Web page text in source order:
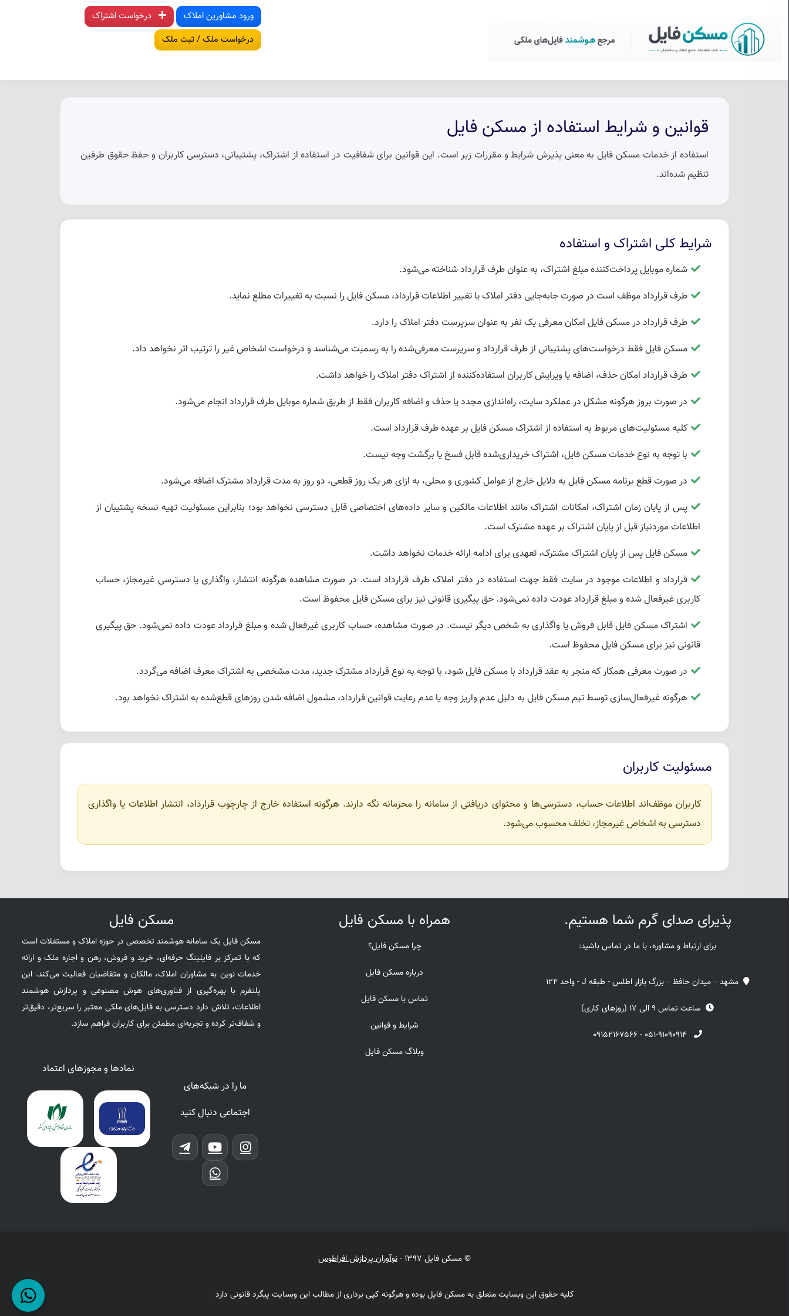
مسکن فایل | خرید، فروش، رهن و اجاره آپارتمان، ویلا و ملک در مشهد
ورود مشاورین املاک
درخواست اشتراک
درخواست ملک / ثبت ملک
منوی
مسکن
قوانین و شرایط استفاده از مسکن فایل
استفاده از خدمات مسکن فایل به معنی پذیرش شرایط و مقررات زیر است. این قوانین برای شفافیت در استفاده از اشتراک، پشتیبانی، دسترسی کاربران و حفظ حقوق طرفین
تنظیم شده‌اند.
شرایط کلی اشتراک و استفاده
شماره موبایل پرداخت‌کننده مبلغ اشتراک، به عنوان طرف قرارداد شناخته می‌شود.
طرف قرارداد موظف است در صورت جابه‌جایی دفتر املاک یا تغییر اطلاعات قرارداد، مسکن فایل را نسبت به تغییرات مطلع نماید.
طرف قرارداد در مسکن فایل امکان معرفی یک نفر به عنوان سرپرست دفتر املاک را دارد.
مسکن فایل فقط درخواست‌های پشتیبانی از طرف قرارداد و سرپرست معرفی‌شده را به رسمیت می‌شناسد و درخواست اشخاص غیر را ترتیب اثر نخواهد داد.
طرف قرارداد امکان حذف، اضافه یا ویرایش کاربران استفاده‌کننده از اشتراک دفتر املاک را خواهد داشت.
در صورت بروز هرگونه مشکل در عملکرد سایت، راه‌اندازی مجدد یا حذف و اضافه کاربران فقط از طریق شماره موبایل طرف قرارداد انجام می‌شود.
کلیه مسئولیت‌های مربوط به استفاده از اشتراک مسکن فایل بر عهده طرف قرارداد است.
با توجه به نوع خدمات مسکن فایل، اشتراک خریداری‌شده قابل فسخ یا برگشت وجه نیست.
در صورت قطع برنامه مسکن فایل به دلایل خارج از عوامل کشوری و محلی، به ازای هر یک روز قطعی، دو روز به مدت قرارداد مشترک اضافه می‌شود.
پس از پایان زمان اشتراک، امکانات اشتراک مانند اطلاعات مالکین و سایر داده‌های اختصاصی قابل دسترسی نخواهد بود؛ بنابراین مسئولیت تهیه نسخه پشتیبان از
اطلاعات موردنیاز قبل از پایان اشتراک بر عهده مشترک است.
مسکن فایل پس از پایان اشتراک مشترک، تعهدی برای ادامه ارائه خدمات نخواهد داشت.
قرارداد و اطلاعات موجود در سایت فقط جهت استفاده در دفتر املاک طرف قرارداد است. در صورت مشاهده هرگونه انتشار، واگذاری یا دسترسی غیرمجاز، حساب
کاربری غیرفعال شده و مبلغ قرارداد عودت داده نمی‌شود. حق پیگیری قانونی نیز برای مسکن فایل محفوظ است.
اشتراک مسکن فایل قابل فروش یا واگذاری به شخص دیگر نیست. در صورت مشاهده، حساب کاربری غیرفعال شده و مبلغ قرارداد عودت داده نمی‌شود. حق پیگیری
قانونی نیز برای مسکن فایل محفوظ است.
در صورت معرفی همکار که منجر به عقد قرارداد با مسکن فایل شود، با توجه به نوع قرارداد مشترک جدید، مدت مشخصی به اشتراک معرف اضافه می‌گردد.
هرگونه غیرفعال‌سازی توسط تیم مسکن فایل به دلیل عدم واریز وجه یا عدم رعایت قوانین قرارداد، مشمول اضافه شدن روزهای قطع‌شده به اشتراک نخواهد بود.
مسئولیت کاربران
کاربران موظف‌اند اطلاعات حساب، دسترسی‌ها و محتوای دریافتی از سامانه را محرمانه نگه دارند. هرگونه استفاده خارج از چارچوب قرارداد، انتشار اطلاعات یا واگذاری
دسترسی به اشخاص غیرمجاز، تخلف محسوب می‌شود.
پذیرای صدای گرم شما هستیم.
برای ارتباط و مشاوره، با ما در تماس باشید:
مشهد – میدان حافظ – بزرگ بازار اطلس - طبقه J - واحد 124
ساعت تماس 9 الی 17 (روزهای کاری)
۰۵۱-۹۱۰۹۰۹۱۴ - ۰۹۱۵۲۱۶۷۵۶۶
همراه با مسکن فایل
چرا مسکن فایل؟
درباره مسکن فایل
تماس با مسکن فایل
شرایط و قوانین
وبلاگ مسکن فایل
مسکن فایل
مسکن فایل یک سامانه هوشمند تخصصی در حوزه املاک و مستغلات است
که با تمرکز بر فایلینگ حرفه‌ای، خرید و فروش، رهن و اجاره ملک و ارائه
خدمات نوین به مشاوران املاک، مالکان و متقاضیان فعالیت می‌کند. این
پلتفرم با بهره‌گیری از فناوری‌های هوش مصنوعی و پردازش هوشمند
اطلاعات، تلاش دارد دسترسی به فایل‌های ملکی معتبر را سریع‌تر، دقیق‌تر
و شفاف‌تر کرده و تجربه‌ای مطمئن برای کاربران فراهم سازد.
ما را در شبکه‌های
اجتماعی دنبال کنید
نمادها و مجوزهای اعتماد
© مسکن فایل 1397 - نوآوران پردازش افراطوس
کلیه حقوق این وبسایت متعلق به مسکن فایل بوده و هرگونه کپی برداری از مطالب این وبسایت پیگرد قانونی دارد